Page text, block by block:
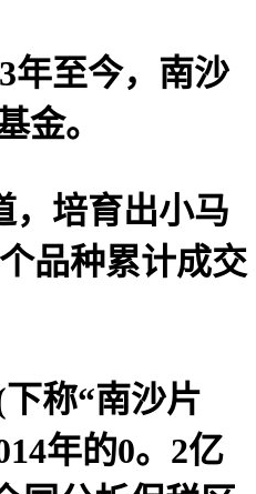
年至今，南沙
金。
培育出小马
品种累计成交
称“南沙片
年的0。2亿